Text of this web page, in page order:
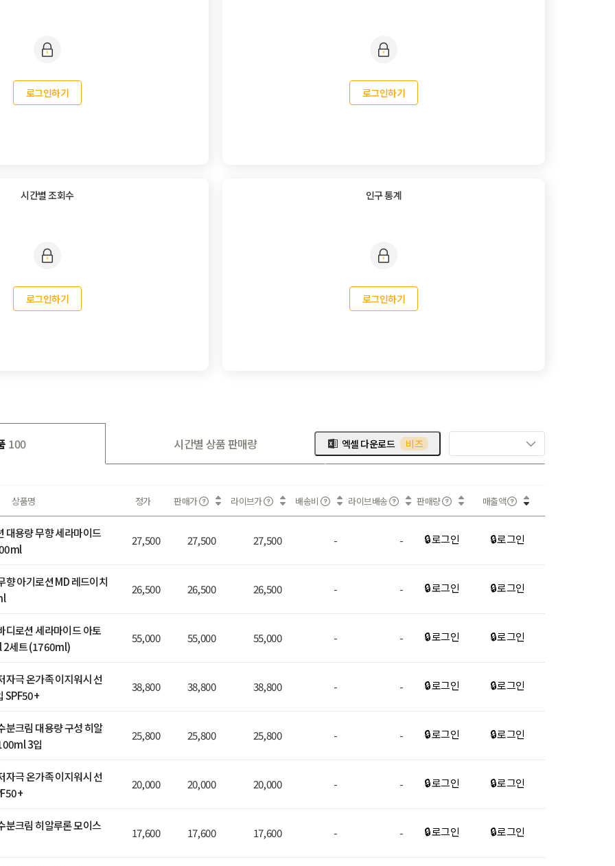
로그인하기 로그인하기
시간별 조회수
로그인하기
인구 통계
로그인하기
100 시간별 상품 판매량 엑셀 다운로드 비즈
상품명 정가 판매가 라이브가 배송비 라이브배송 판매량 매출액
대용량 무향 세라마이드
27,500 27,500 27,500 - - 🔒 로그인 🔒 로그인
향 아기로션 MD 레드이치
26,500 26,500 26,500 - - 🔒 로그인 🔒 로그인
디로션 세라마이드 아토
세트 (1760ml)
55,000 55,000 55,000 - - 🔒 로그인 🔒 로그인
자극 온가족 이지워시 선
SPF50+
38,800 38,800 38,800 - - 🔒 로그인 🔒 로그인
분크림 대용량 구성 히알
3입
25,800 25,800 25,800 - - 🔒 로그인 🔒 로그인
자극 온가족 이지워시 선
20,000 20,000 20,000 - - 🔒 로그인 🔒 로그인
분크림 히알루론 모이스
17,600 17,600 17,600 - - 🔒 로그인 🔒 로그인